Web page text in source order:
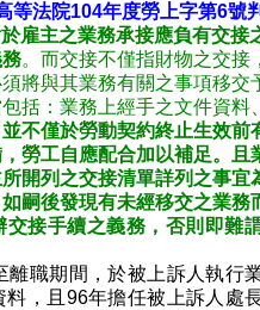
等法院104年度勞上字第6號
雇主之業務承接應負有交接
。而交接不僅指財物之交接
將與其業務有關之事項移交
括：業務上經手之文件資料
不僅於勞動契約終止生效前
勞工自應配合加以補足。且
開列之交接清單詳列之事宜
嗣後發現有未經移交之業務
交接手續之義務，否則即難
離職期間，於被上訴人執行
，且96年擔任被上訴人處